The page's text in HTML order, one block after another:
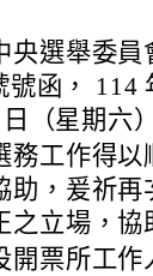
央選舉委員
號函， 114
（星期六
務工作得
助，爰祈再
之立場，協
開票所工作